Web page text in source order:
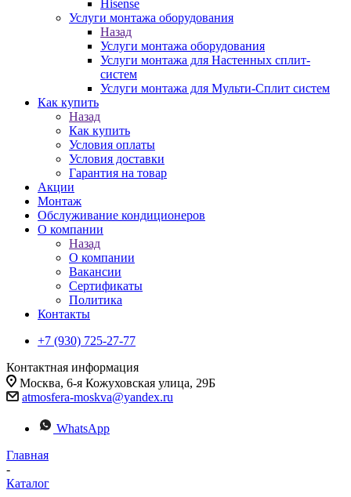
Hisense
Услуги монтажа оборудования
Назад
Услуги монтажа оборудования
Услуги монтажа для Настенных сплит-
систем
Услуги монтажа для Мульти-Сплит систем
Как купить
Назад
Как купить
Условия оплаты
Условия доставки
Гарантия на товар
Акции
Монтаж
Обслуживание кондиционеров
О компании
Назад
О компании
Вакансии
Сертификаты
Политика
Контакты
+7 (930) 725-27-77
Контактная информация
Москва, 6-я Кожуховская улица, 29Б
atmosfera-moskva@yandex.ru
WhatsApp
Главная
-
Каталог